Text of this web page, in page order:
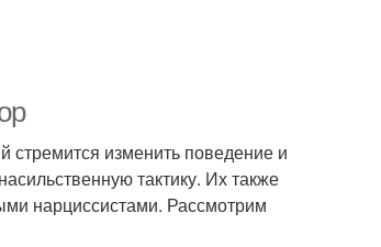
изменить поведение и
тактику. Их также
нарциссистами. Рассмотрим